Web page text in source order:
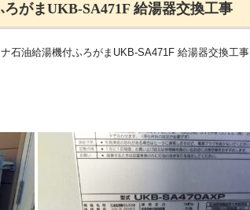
がまUKB-SA471F 給湯器交換工事
石油給湯機付ふろがまUKB-SA471F 給湯器交換工事